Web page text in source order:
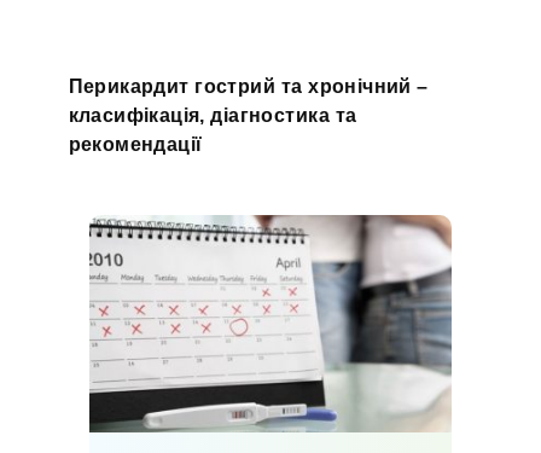
Перикардит гострий та хронічний –
класифікація, діагностика та
рекомендації